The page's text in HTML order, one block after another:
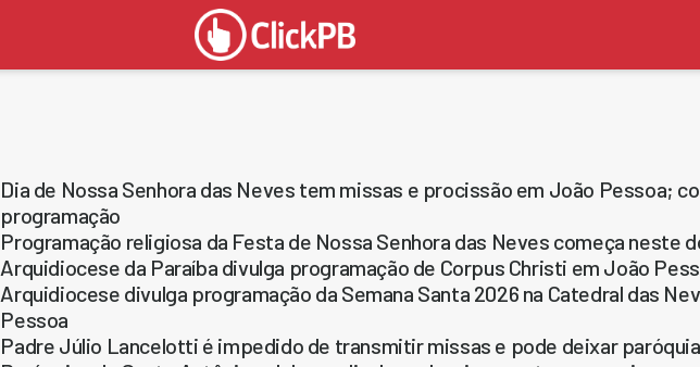
Dia de Nossa Senhora das Neves tem missas e procissão em João Pessoa;
programação
Programação religiosa da Festa de Nossa Senhora das Neves começa neste
Arquidiocese da Paraíba divulga programação de Corpus Christi em João
Arquidiocese divulga programação da Semana Santa 2026 na Catedral das
Pessoa
Padre Júlio Lancelotti é impedido de transmitir missas e pode deixar